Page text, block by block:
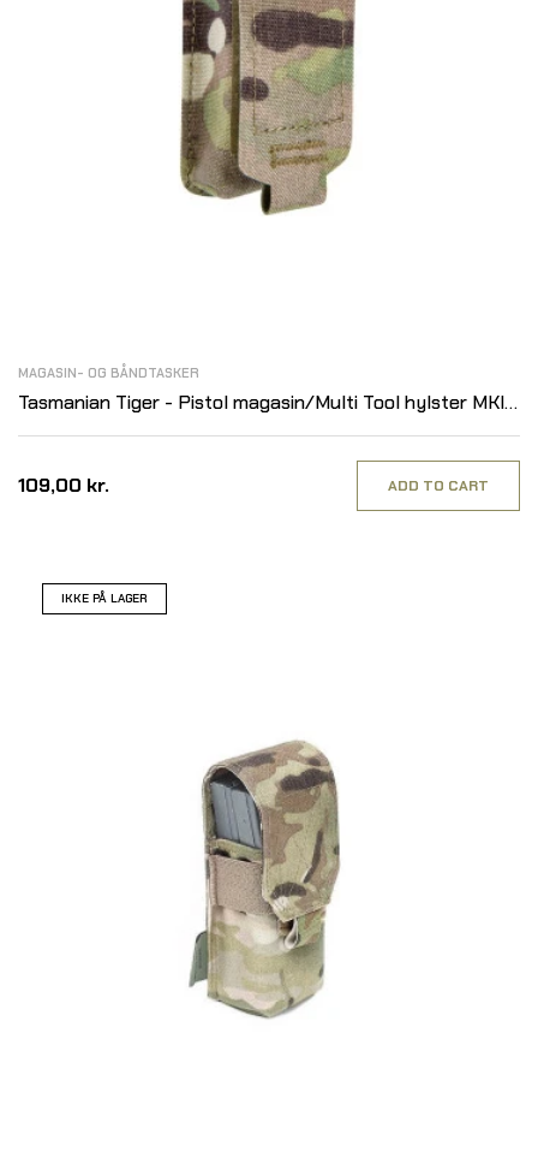
MAGASIN- OG BÅNDTASKER
Tasmanian Tiger - Pistol magasin/Multi Tool hylster MKIII,
MultiCam
109,00 kr. ADD TO CART
IKKE PÅ LAGER